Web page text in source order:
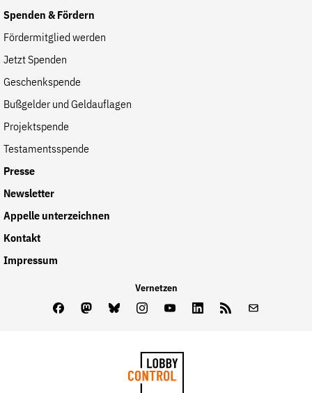
Spenden & Fördern
Fördermitglied werden
Jetzt Spenden
Geschenkspende
Bußgelder und Geldauflagen
Projektspende
Testamentsspende
Presse
Newsletter
Appelle unterzeichnen
Kontakt
Impressum
Vernetzen
FacebookMastodon
BlueskyInstagram
YoutubeLinkedInFeed